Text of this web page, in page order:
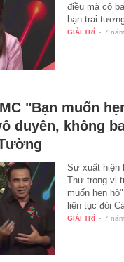
điều mà cô
bạn trai
GIẢI TRÍ - 7
"Bạn muốn
duyên, không
Sự xuất hiện
Thư trong vị
muốn hẹn
liên tục đòi
GIẢI TRÍ - 7